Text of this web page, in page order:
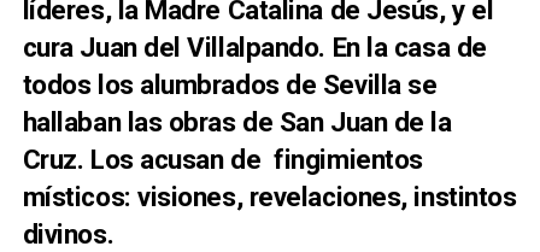
líderes, la Madre Catalina de Jesús, y el
cura Juan del Villalpando. En la casa de
todos los alumbrados de Sevilla se
hallaban las obras de San Juan de la
Cruz. Los acusan de fingimientos
místicos: visiones, revelaciones, instintos
divinos.